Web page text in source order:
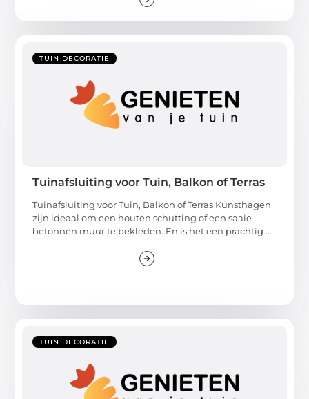
TUIN DECORATIE
Tuinafsluiting voor Tuin, Balkon of Terras
Tuinafsluiting voor Tuin, Balkon of Terras Kunsthagen
zijn ideaal om een houten schutting of een saaie
betonnen muur te bekleden. En is het een prachtig ...
TUIN DECORATIE